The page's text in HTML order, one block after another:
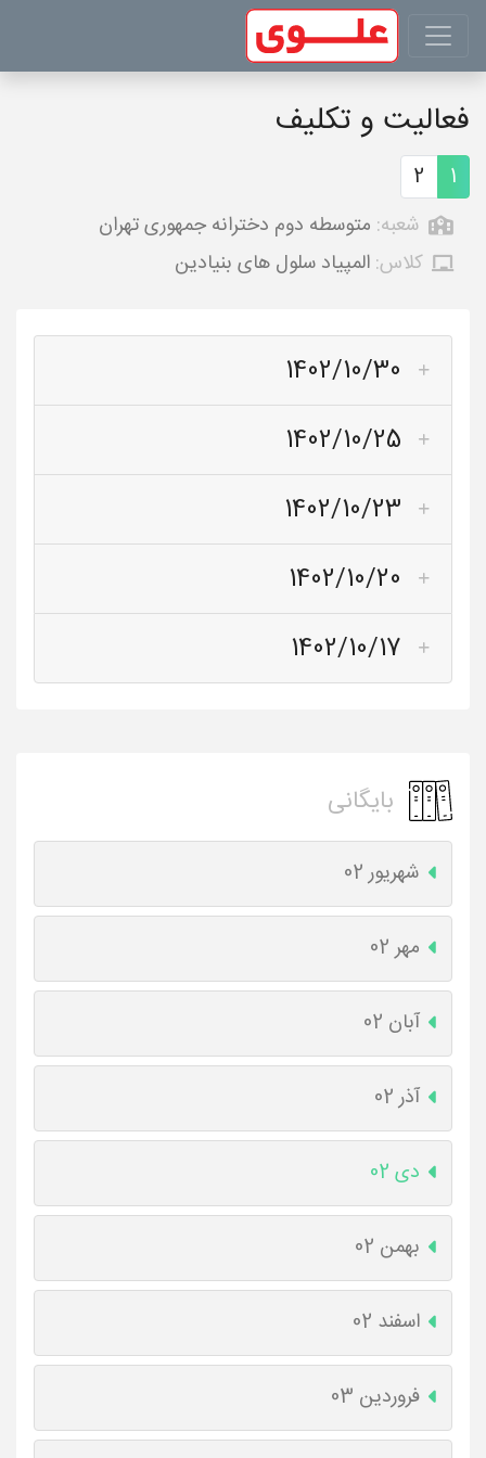
فعالیت و تکلیف
1
2
شعبه: متوسطه دوم دخترانه جمهوری تهران
کلاس: المپیاد سلول های بنیادین
1402/10/30
1402/10/25
1402/10/23
1402/10/20
1402/10/17
بایگانی
شهریور 02
مهر 02
آبان 02
آذر 02
دی 02
بهمن 02
اسفند 02
فروردین 03